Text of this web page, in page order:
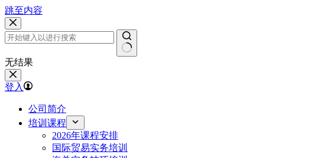
跳至内容
无结果
登入
公司简介
培训课程
2026年课程安排
国际贸易实务培训